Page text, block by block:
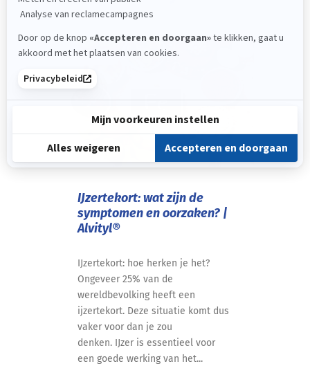
ADVIES
IJzertekort: wat zijn de
symptomen en oorzaken? |
Alvityl®
IJzertekort: hoe herken je het?
Ongeveer 25% van de
wereldbevolking heeft een
ijzertekort. Deze situatie komt dus
vaker voor dan je zou
denken. IJzer is essentieel voor
een goede werking van het...